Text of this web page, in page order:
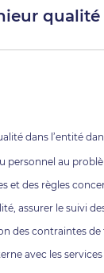
qualité
dans l’entité
personnel au
et des règles
assurer le suivi
des contraintes de
avec les